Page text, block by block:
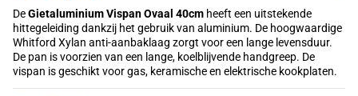
DeGietaluminium Vispan Ovaal 40cm heeft een uitstekende
hittegeleiding dankzij het gebruik van aluminium. De hoogwaardige
Whitford Xylan anti-aanbaklaag zorgt voor een lange levensduur.
De pan is voorzien van een lange, koelblijvende handgreep. De
vispan is geschikt voor gas, keramische en elektrische kookplaten.